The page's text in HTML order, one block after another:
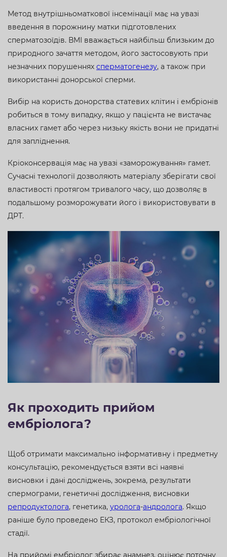
Метод внутрішньоматкової інсемінації має на увазі
введення в порожнину матки підготовлених
сперматозоїдів. ВМІ вважається найбільш близьким до
природного зачаття методом, його застосовують при
незначних порушеннях сперматогенезу, а також при
використанні донорської сперми.
Вибір на користь донорства статевих клітин і ембріонів
робиться в тому випадку, якщо у пацієнта не вистачає
власних гамет або через низьку якість вони не придатні
для запліднення.
Кріоконсервація має на увазі «заморожування» гамет.
Сучасні технології дозволяють матеріалу зберігати свої
властивості протягом тривалого часу, що дозволяє в
подальшому розморожувати його і використовувати в
ДРТ.
Як проходить прийом
ембріолога?
Щоб отримати максимально інформативну і предметну
консультацію, рекомендується взяти всі наявні
висновки і дані досліджень, зокрема, результати
спермограми, генетичні дослідження, висновки
репродуктолога, генетика, уролога-андролога. Якщо
раніше було проведено ЕКЗ, протокол ембріологічної
стадії.
На прийомі ембріолог збирає анамнез, оцінює поточну